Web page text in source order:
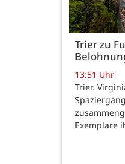
Trier zu
13:51 Uhr
Trier.
Exemplare